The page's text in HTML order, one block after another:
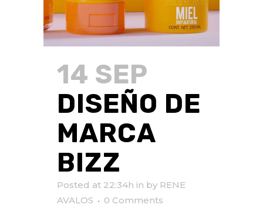
14 SEP
DISEÑO DE
MARCA
BIZZ
Posted at 22:34h in by RENE
AVALOS
0 Comments